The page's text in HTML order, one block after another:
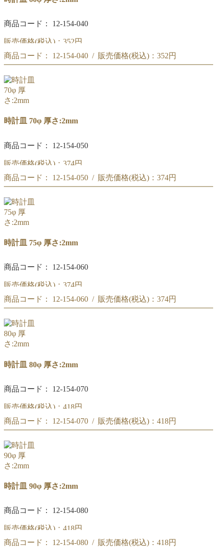
商品コード： 12-154-040
販売価格(税込)： 352円
時計皿 60φ
商品コード： 12-154-040 / 販売価格(税込)： 352円
時計皿 60φ
時計皿 70φ 厚さ:2mm
商品コード： 12-154-050
販売価格(税込)： 374円
時計皿 70φ
商品コード： 12-154-050 / 販売価格(税込)： 374円
時計皿 70φ
時計皿 75φ 厚さ:2mm
商品コード： 12-154-060
販売価格(税込)： 374円
時計皿 75φ
商品コード： 12-154-060 / 販売価格(税込)： 374円
時計皿 75φ
時計皿 80φ 厚さ:2mm
商品コード： 12-154-070
販売価格(税込)： 418円
時計皿 80φ
商品コード： 12-154-070 / 販売価格(税込)： 418円
時計皿 80φ
時計皿 90φ 厚さ:2mm
商品コード： 12-154-080
販売価格(税込)： 418円
商品コード： 12-154-080 / 販売価格(税込)： 418円